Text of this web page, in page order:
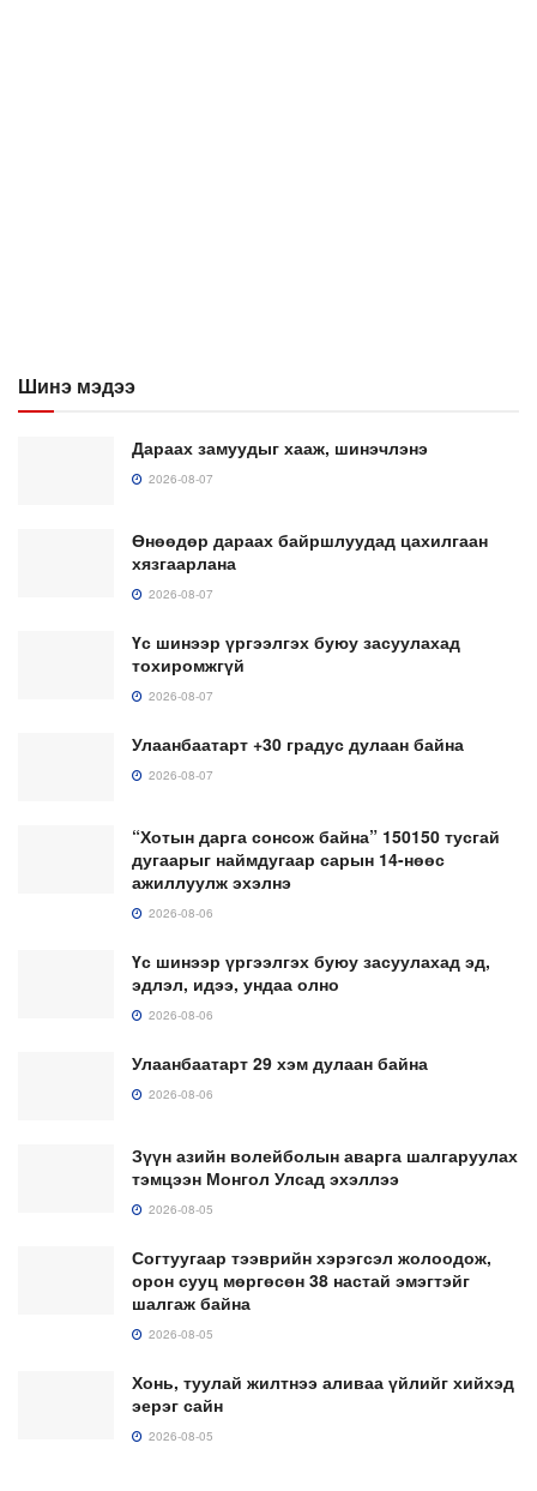
Шинэ мэдээ
Дараах замуудыг хааж, шинэчлэнэ
2026-08-07
Өнөөдөр дараах байршлуудад цахилгаан
хязгаарлана
2026-08-07
Үс шинээр үргээлгэх буюу засуулахад
тохиромжгүй
2026-08-07
Улаанбаатарт +30 градус дулаан байна
2026-08-07
“Хотын дарга сонсож байна” 150150 тусгай
дугаарыг наймдугаар сарын 14-нөөс
ажиллуулж эхэлнэ
2026-08-06
Үс шинээр үргээлгэх буюу засуулахад эд,
эдлэл, идээ, ундаа олно
2026-08-06
Улаанбаатарт 29 хэм дулаан байна
2026-08-06
Зүүн азийн волейболын аварга шалгаруулах
тэмцээн Монгол Улсад эхэллээ
2026-08-05
Согтуугаар тээврийн хэрэгсэл жолоодож,
орон сууц мөргөсөн 38 настай эмэгтэйг
шалгаж байна
2026-08-05
Хонь, туулай жилтнээ аливаа үйлийг хийхэд
эерэг сайн
2026-08-05